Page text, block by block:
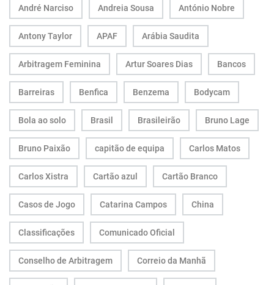
André Narciso Andreia Sousa António Nobre
Antony Taylor APAF Arábia Saudita
Arbitragem Feminina Artur Soares Dias Bancos
Barreiras Benfica Benzema Bodycam
Bola ao solo Brasil Brasileirão Bruno Lage
Bruno Paixão capitão de equipa Carlos Matos
Carlos Xistra Cartão azul Cartão Branco
Casos de Jogo Catarina Campos China
Classificações Comunicado Oficial
Conselho de Arbitragem Correio da Manhã